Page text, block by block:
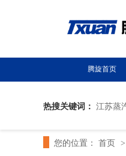
腾旋首页
热搜关键词： 江苏蒸
您的位置： 首页 >